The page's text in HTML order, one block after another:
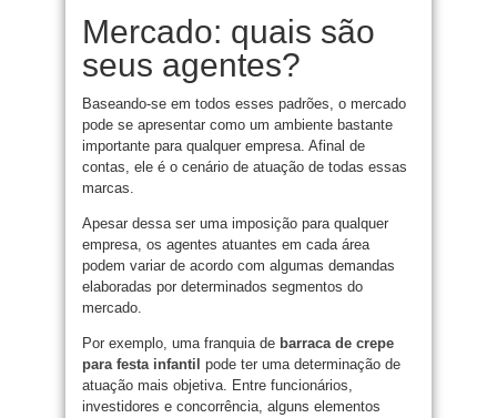
Mercado: quais são
seus agentes?
Baseando-se em todos esses padrões, o mercado
pode se apresentar como um ambiente bastante
importante para qualquer empresa. Afinal de
contas, ele é o cenário de atuação de todas essas
marcas.
Apesar dessa ser uma imposição para qualquer
empresa, os agentes atuantes em cada área
podem variar de acordo com algumas demandas
elaboradas por determinados segmentos do
mercado.
Por exemplo, uma franquia de barraca de crepe
para festa infantil pode ter uma determinação de
atuação mais objetiva. Entre funcionários,
investidores e concorrência, alguns elementos